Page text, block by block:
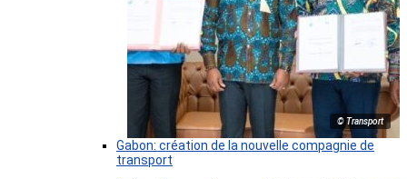
© Transport
Gabon: création de la nouvelle compagnie de
transport